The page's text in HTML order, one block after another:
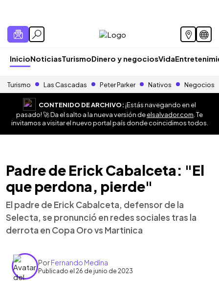
InicioNoticiasTurismoDinero y negociosVida
Turismo Las Cascadas Peter Parker Nativos Negocios
CONTENIDO DE ARCHIVO:¡Estás navegando en el
pasado! 🚀 Da el salto a la nueva versión deelsalvador.com . Te
invitamos a visitar el nuevo portal país donde coincidimos todos.
Padre de Erick Cabalceta: "El
que perdona, pierde"
El padre de Erick Cabalceta, defensor de la
Selecta, se pronunció en redes sociales tras la
derrota en Copa Oro vs Martinica
PorFernando Medina
Publicado el 26 de junio de 2023